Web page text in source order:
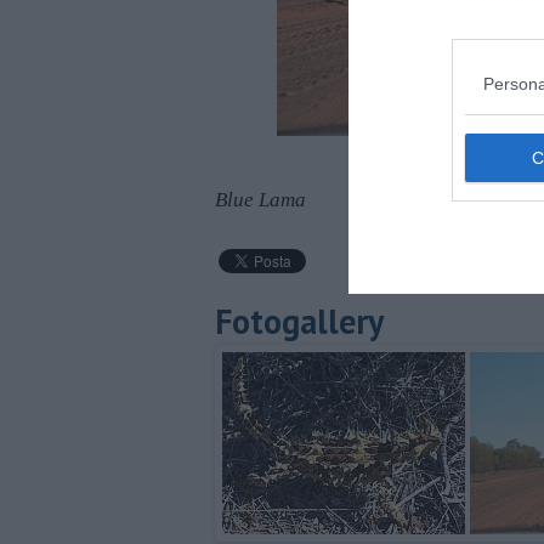
Una pista nel
Blue Lama
Fotogallery